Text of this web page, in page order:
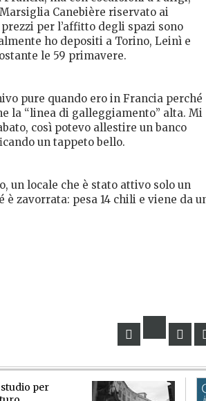
Canebière riservato ai
per l’affitto degli spazi sono
ho depositi a Torino, Leinì e
le 59 primavere.
pure quando ero in Francia perché
la “linea di galleggiamento” alta. Mi
così potevo allestire un banco
un tappeto bello.
un locale che è stato attivo solo un
è zavorrata: pesa 14 chili e viene da
per